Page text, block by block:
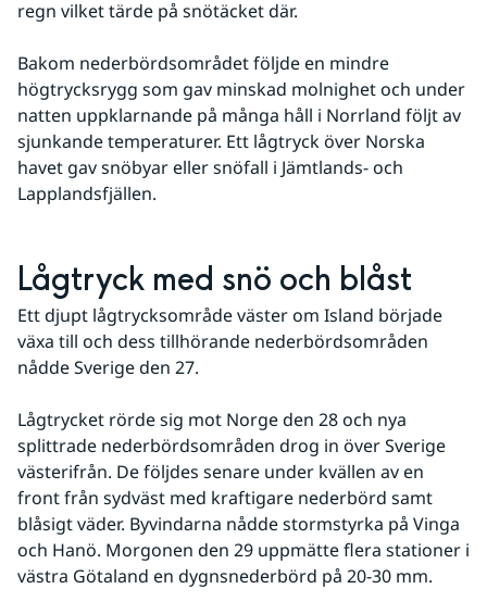
regn vilket tärde på snötäcket där.
Bakom nederbördsområdet följde en mindre
högtrycksrygg som gav minskad molnighet och under
natten uppklarnande på många håll i Norrland följt av
sjunkande temperaturer. Ett lågtryck över Norska
havet gav snöbyar eller snöfall i Jämtlands- och
Lapplandsfjällen.
Lågtryck med snö och blåst
Ett djupt lågtrycksområde väster om Island började
växa till och dess tillhörande nederbördsområden
nådde Sverige den 27.
Lågtrycket rörde sig mot Norge den 28 och nya
splittrade nederbördsområden drog in över Sverige
västerifrån. De följdes senare under kvällen av en
front från sydväst med kraftigare nederbörd samt
blåsigt väder. Byvindarna nådde stormstyrka på Vinga
och Hanö. Morgonen den 29 uppmätte flera stationer i
västra Götaland en dygnsnederbörd på 20-30 mm.